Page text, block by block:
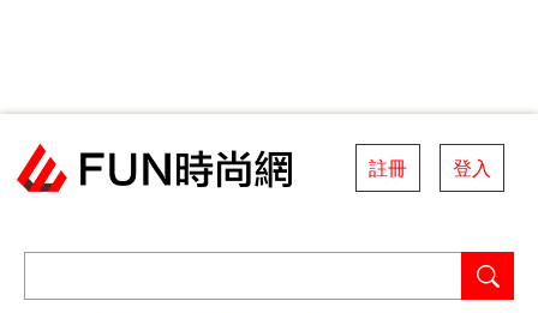
註冊 登入